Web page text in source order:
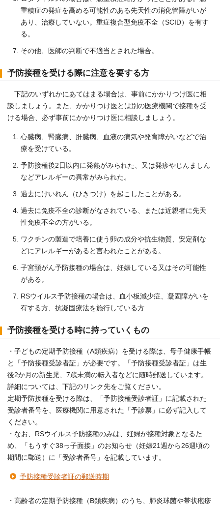
重積症の発症を高める可能性のある先天性の消化管障がいが
あり、治療していない。重症複合型免疫不全（SCID）を有す
る。
その他、医師の判断で不適当とされた場合。
予防接種を受ける際に注意を要する方
下記のいずれかにあてはまる場合は、事前にかかりつけ医に相
談しましょう。また、かかりつけ医とは別の医療機関で接種を受
ける場合、必ず事前にかかりつけ医に相談しましょう。
心臓病、腎臓病、肝臓病、血液の病気や発育障がいなどで治
療を受けている。
予防接種後2日以内に発熱がみられた、又は発疹やじんましん
などアレルギーの異常がみられた。
過去にけいれん（ひきつけ）を起こしたことがある。
過去に免疫不全の診断がなされている、または近親者に先天
性免疫不全の方がいる。
ワクチンの製造で培養に使う卵の成分や抗生物質、安定剤な
どにアレルギーがあると言われたことがある。
子宮頸がん予防接種の場合は、妊娠している又はその可能性
がある。
RSウイルス予防接種の場合は、血小板減少症、凝固障がいを
有する方、抗凝固療法を施行している方
予防接種を受ける時に持っていくもの
・子どもの定期予防接種（A類疾病）を受ける際は、母子健康手帳
と「予防接種受診者証」が必要です。「予防接種受診者証」は生
後2か月の新生児、7歳未満の転入者などに随時郵送しています。
詳細については、下記のリンク先をご覧ください。
定期予防接種を受ける際は、「予防接種受診者証」に記載された
受診者番号を、医療機関に用意された「予診票」に必ず記入して
ください。
・なお、RSウイルス予防接種のみは、妊婦が接種対象となるた
め、「もうすぐ38っ子面接」のお知らせ（妊娠21週から26週頃の
期間に郵送）に「受診者番号」を記載しています。
予防接種受診者証の郵送時期
・高齢者の定期予防接種（B類疾病）のうち、肺炎球菌や帯状疱疹